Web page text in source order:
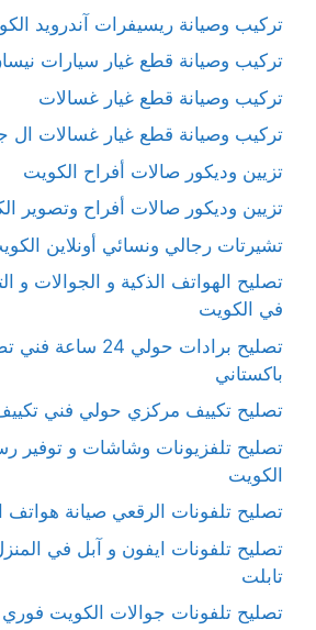
تركيب وصيانة ريسيفرات آندرويد
تركيب وصيانة قطع غيار سيارات
تركيب وصيانة قطع غيار غسالات
تركيب وصيانة قطع غيار غسالات ال
تزيين وديكور صالات أفراح الكويت
تزيين وديكور صالات أفراح وتصوير
تشيرتات رجالي ونسائي أونلاين
تصليح الهواتف الذكية و الجوالات و
في الكويت
تصليح برادات حولي 24
باكستاني
تصليح تكييف مركزي حولي فني
تصليح تلفزيونات وشاشات و توفير
الكويت
تصليح تلفونات الرقعي صيانة هواتف
تصليح تلفونات ايفون و آبل في
تابلت
تصليح تلفونات جوالات الكويت فوري